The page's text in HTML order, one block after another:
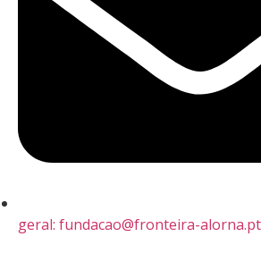
geral: fundacao@fronteira-alorna.pt